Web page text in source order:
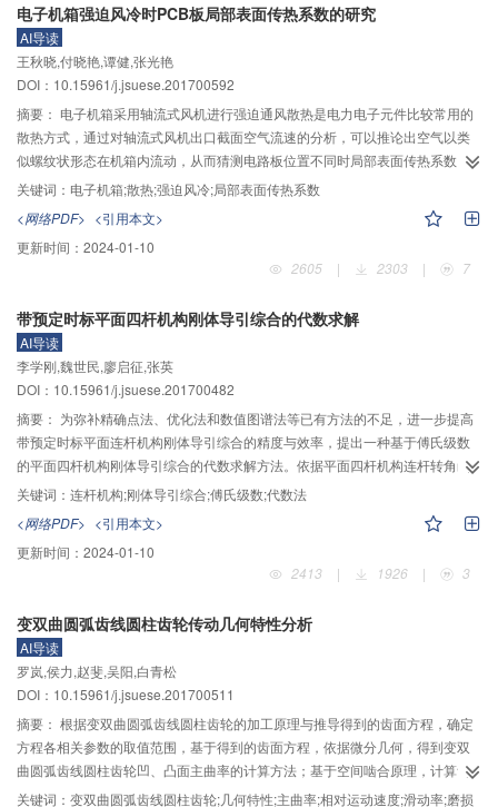
线运动规律建立了输入–输出凸轮转角关系，推导了输入、输出凸轮的理论廓线
方程和实际廓面方程。给出了凸轮理论廓线曲率公式，分析了凸轮理论廓线曲
率最值的变化规律以及凸轮实际廓面不发生干涉的条件。由图形结果可以看
出，输入、输出凸轮理论廓线曲率最值分别出现在齿顶及齿根处、始末端点
处，其最大值曲线随比值e/R变化过程中存在增长拐点、顶点，并且干涉最先发
生在理论廓线的最大偏置距的廓面截线上。因此，在凸轮实际廓面参数R、e、r
取值过程中，应满足活齿半径r不超过限定值的条件，并尽量保证比值e/R小于
曲线增长拐点所对应的比值且远离曲线顶点所对应的比值，以使凸轮廓面不发
电子机箱强迫风冷时PCB板局部表面传热系数的研究
AI导读
王秋晓,付晓艳,谭健,张光艳
DOI：10.15961/j.jsuese.201700592
摘要： 电子机箱采用轴流式风机进行强迫通风散热是电力电子元件比较常用的
散热方式，通过对轴流式风机出口截面空气流速的分析，可以推论出空气以类
似螺纹状形态在机箱内流动，从而猜测电路板位置不同时局部表面传热系数
（${h_x}$）变化规律也是不同的。采用实验分析与仿真模型相结合的办法对
的变化规律进行了研究。实验结果与仿真结果基本吻合，结果表明，当
只改变电路板竖直方向的位置时局部表面传热系数
分布规律也会发生改
变，当电路板平行散热风扇中心轴水平放置，且电路板的长边与散热风扇中心
沿电路板的长度方向的变化是先减小后增大的，电路板竖直
毂中心距离的增大，电路板上元器件温度较高的位置沿电路板的宽度方向由电
路板的中间位置不断向边缘移动。此研究能够为散热风扇安装位置以及电路板
的热设计提供重要的依据，对电子设备的热设计具有重要的意义。
关键词： 电子机箱;散热;强迫风冷;局部表面传热系数
<网络PDF> <引用本文>
更新时间： 2024-01-10
2605
| 2303 | 7
带预定时标平面四杆机构刚体导引综合的代数求解
AI导读
李学刚,魏世民,廖启征,张英
DOI：10.15961/j.jsuese.201700482
摘要： 为弥补精确点法、优化法和数值图谱法等已有方法的不足，进一步提高
带预定时标平面连杆机构刚体导引综合的精度与效率，提出一种基于傅氏级数
的平面四杆机构刚体导引综合的代数求解方法。依据平面四杆机构连杆转角函
数是周期性函数的性质，根据傅氏级数理论，建立了用傅氏级数描述的平面四
杆机构连杆转角函数的数学公式，并通过离散傅立叶变换得到连杆转角函数傅
氏级数展开的谐波参数，将机构连杆转角函数表示成了以输入曲柄转角为自变
量的函数，进而通过分析平面运动中刚体导引标线转角函数与机构连杆转角函
数之间的内在联系，得到了二者谐波参数间的函数关系。在此基础上，根据复
角函数带入机构封闭矢量方程，通过消元、化简将方程进一步转化为仅由机构
基本尺寸参数、连杆转角函数谐波参数和输入曲柄转角表示的复数方程。依据
复指数的性质，得到了含有机构基本尺寸参数和连杆转角函数谐波参数的表达
式，根据前面分析得到连杆转角函数与刚体导引标线转角函数谐波参数间的函
数关系进行变量代换，确定了刚体导引标线转角函数谐波参数与机构基本尺寸
参数间的函数关系。依据这一函数关系建立了新的平面四杆机构刚体导引综合
设计方程，利用配析消元法进一步将综合设计方程化简为含有机构基本尺寸参
数和刚体导引标线转角函数谐波参数的一元三次方程，求解得到了方程的解析
关键词： 连杆机构;刚体导引综合;傅氏级数;代数法
<网络PDF> <引用本文>
更新时间： 2024-01-10
2413
| 1926 | 3
变双曲圆弧齿线圆柱齿轮传动几何特性分析
AI导读
罗岚,侯力,赵斐,吴阳,白青松
DOI：10.15961/j.jsuese.201700511
摘要： 根据变双曲圆弧齿线圆柱齿轮的加工原理与推导得到的齿面方程，确定
方程各相关参数的取值范围，基于得到的齿面方程，依据微分几何，得到变双
曲圆弧齿线圆柱齿轮凹、凸面主曲率的计算方法；基于空间啮合原理，计算齿
轮副在某一输入角速度下两齿面啮合点处的相对运动速度；根据已得到的齿面
关键词： 变双曲圆弧齿线圆柱齿轮;几何特性;主曲率;相对运动速度;滑动率;磨损